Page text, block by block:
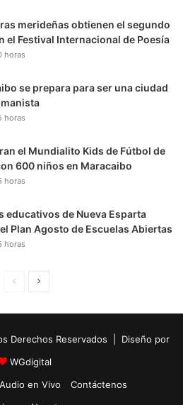
merideñas obtienen el segundo
el Festival Internacional de Poesía
horas
se prepara para ser una ciudad
horas
el Mundialito Kids de Fútbol de
600 niños en Maracaibo
horas
educativos de Nueva Esparta
Plan Agosto de Escuelas Abiertas
horas
i
n
a
u
i
e
Derechos Reservados | Diseño por
WGdigital
Audio en Vivo
Contáctenos